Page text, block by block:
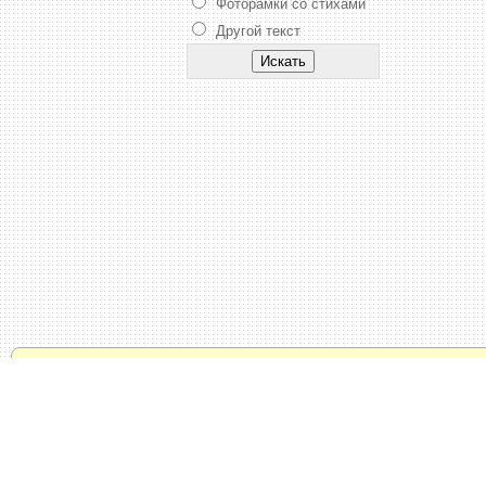
Фоторамки со стихами
Другой текст